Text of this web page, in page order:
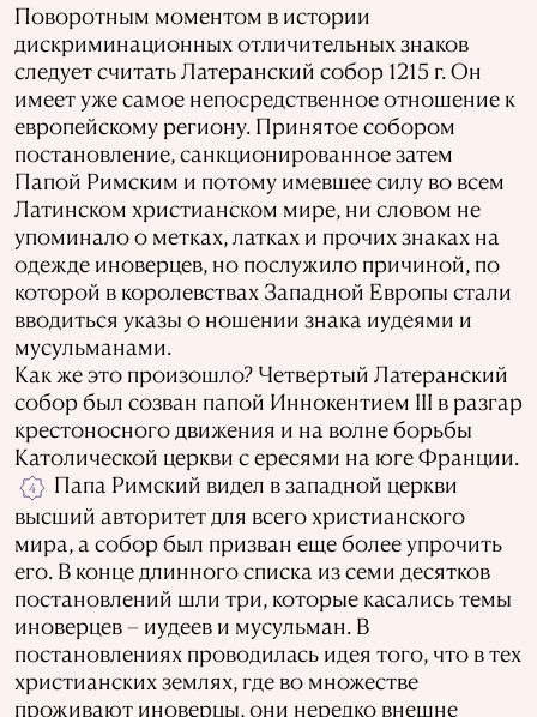
Поворотным моментом в истории
дискриминационных отличительных знаков
следует считать Латеранский собор 1215 г. Он
имеет уже самое непосредственное отношение к
европейскому региону. Принятое собором
постановление, санкционированное затем
Папой Римским и потому имевшее силу во всем
Латинском христианском мире, ни словом не
упоминало о метках, латках и прочих знаках на
одежде иноверцев, но послужило причиной, по
которой в королевствах Западной Европы стали
вводиться указы о ношении знака иудеями и
мусульманами.
Как же это произошло? Четвертый Латеранский
собор был созван папой Иннокентием III в разгар
крестоносного движения и на волне борьбы
Католической церкви с ересями на юге Франции.
4
Папа Римский видел в западной церкви
высший авторитет для всего христианского
мира, а собор был призван еще более упрочить
его. В конце длинного списка из семи десятков
постановлений шли три, которые касались темы
иноверцев – иудеев и мусульман. В
постановлениях проводилась идея того, что в тех
христианских землях, где во множестве
проживают иноверцы, они нередко внешне